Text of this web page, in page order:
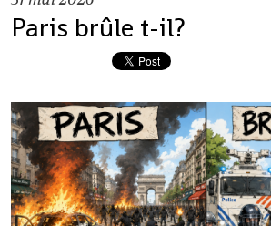
Paris brûle t-il?